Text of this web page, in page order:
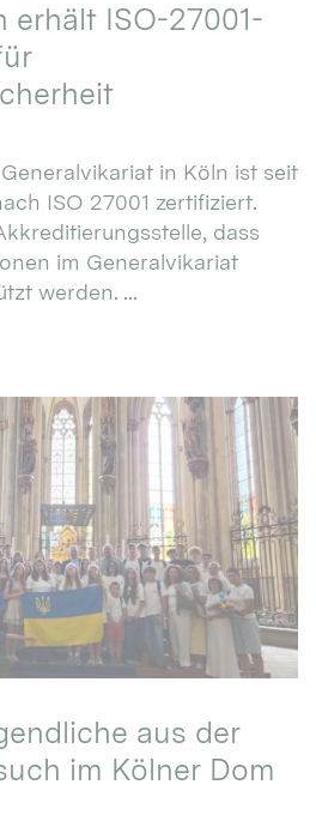
erhält ISO-27001-
in Köln ist seit
ISO 27001 zertifiziert.
dass
im Generalvikariat
werden. ...
aus der
im Kölner Dom